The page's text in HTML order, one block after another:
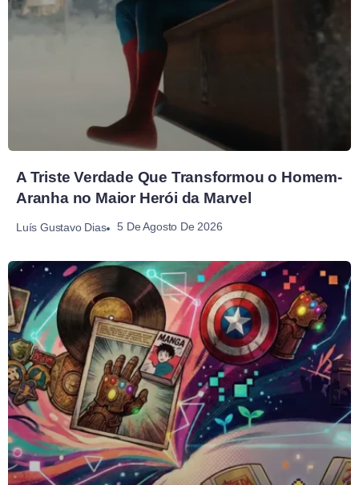
A Triste Verdade Que Transformou o Homem-
Aranha no Maior Herói da Marvel
Luís Gustavo Dias 5 De Agosto De 2026